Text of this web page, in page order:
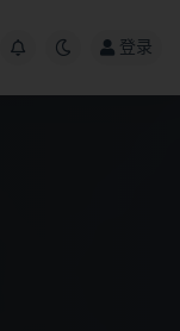
登录